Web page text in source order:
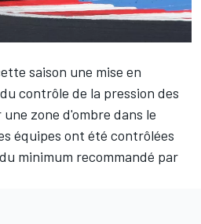
saison une mise en
contrôle de la pression des
zone d'ombre dans le
équipes ont été contrôlées
minimum recommandé par